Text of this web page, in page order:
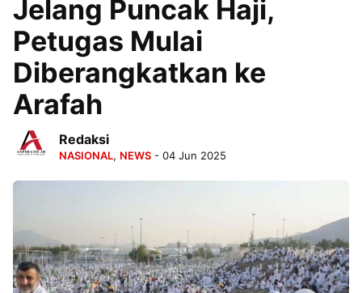
Jelang Puncak Haji,
Petugas Mulai
Diberangkatkan ke
Arafah
Redaksi
NASIONAL, NEWS - 04 Jun 2025